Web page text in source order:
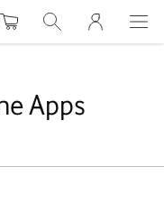
WarenkorbSuche
Apps